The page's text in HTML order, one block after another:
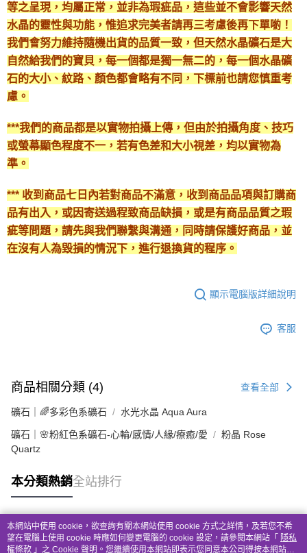
等之呈現，均屬正常，並非為瑕疵品，這些並不會影響天然
水晶的靈性與功能，惟追求完美者請再三考慮後再下單喲！
我們會努力維持隨機出貨的品質一致，但天然水晶礦石是大
自然給我們的寶貝，每一個都是獨一無二的，每一個水晶礦
石的大小、紋路、顏色都會略有不同，下標前也請您慎重考
慮。
***我們的商品都是以實物拍攝上傳，但由於拍攝角度、技巧
或螢幕顯色程度不一，若有色差和大小視差，均以實物為
準。
*** 收到商品七日內若對商品不滿意，收到商品品項與訂購商
品有出入，或因寄送過程致商品缺損，或是有商品品質之瑕
疵等問題，請先與我們聯繫與溝通，同時請保護好商品，並
在沒有人為毀損的情況下，進行退換貨的程序。
顯示電腦版詳細說明
客服
商品相關分類 (4) 查看全部
礦石｜🌈多彩色系礦石 水光水晶 Aqua Aura
礦石｜🌸粉紅色系礦石-心輪/感情/人緣/療癒/愛
粉晶 Rose
Quartz
本分類熱銷全站排行
熱門標籤
本網站中使用 cookie，欲查詢有關本網站使用 cookie 方式之詳情，及若您不希
望在電腦上使用 cookie 時應如何變更電腦的 cookie 設定，請參閱本網站「 隱私
權條款 」之 Cookie 聲明。您繼續使用本網站即表示您同意本公司得按本網站使